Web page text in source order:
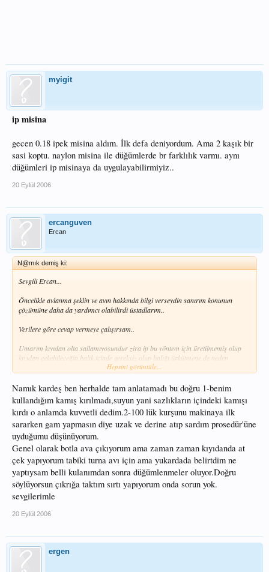
myigit
ip misina
gecen 0.18 ipek misina aldım. İlk defa deniyordum. Ama 2 kaşık bir
sasi koptu. naylon misina ile düğümlerde br farklılık varmı. aynı
düğümleri ip misinaya da uygulayabilirmiyiz..
20 Eylül 2006
ercanguven
Ercan
N@mık demiş ki:
Sevgili Ercan...
Öncelikle avlanma şeklin ve avın hakkında bilgi verseydin sanırım konunun
çözümüne daha da yardımcı olabilirdi üstadlarım..
Verilere göre cevap vermeye çalışırsam..
Umarım kıyıdan olta sallamıyosundur zira ip bu yöntem için üretilmemiş olup
kıyıdan çekebileceğin balık içinde gereksiz olup balığı ürkütmene de neden
Derin sularda zaten 100 gr lık bir ağırlıkta yeterli olmayacak olup akıntı dalga
ve oltanın suya inişini hesaplarsak yerine göre 150-250 arasında bir ağırlık
kullanmanı tavsiye ederim...
Eüğer oltan kırıldıysa bu iple öğünülecek bir durum da değildir. Zira takımın
çekeri ve kulanışı önemlidir. takımdaki herhangi bir parçanın dayanıklı olması
sana hiç bir yarar sağlamaz..Bunu da kısaca özetlersem
"BİR ZİNCİRİN
KUVVETİ EN ZAYIF HALKASININ KUVVETİ KADARDIR"
İpi çıkrık gerektiren büyük avlarda kulanılması kanısındayım...
Kolay Gelsin...
Hepsini görüntüle...
Namık kardeş ben herhalde tam anlatamadı bu doğru 1-benim
kullandığım kamış kırılmadı,suyun yani sazlıkların içindeki kamışı
kırdı o anlamda kuvvetli dedim.2-100 lük kurşunu makinaya ilk
sararken gam yapmasın diye uzak ve derine atıp sardım prosedür'üne
uyduğumu düşünüyorum.
Genel olarak botla ava çıkıyorum ama zaman zaman kıyıdanda at
çek yapıyorum tabiki turna avı için ama yukardada belirtdim ne
yaptıysam belli kulanımdan sonra düğümlenmeler oluyor.Doğru
söylüyorsun çıkrığa taktım sırtı yapıyorum onda sorun yok.
sevgilerimle
20 Eylül 2006
ergen